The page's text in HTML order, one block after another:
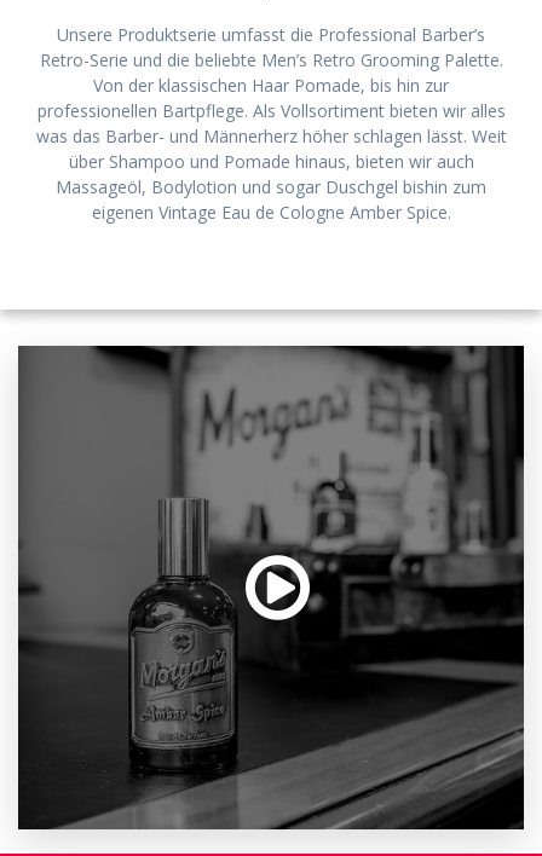
Unsere Produktserie umfasst die Professional Barber’s
Retro-Serie und die beliebte Men’s Retro Grooming Palette.
Von der klassischen Haar Pomade, bis hin zur
professionellen Bartpflege. Als Vollsortiment bieten wir alles
was das Barber- und Männerherz höher schlagen lässt. Weit
über Shampoo und Pomade hinaus, bieten wir auch
Massageöl, Bodylotion und sogar Duschgel bishin zum
eigenen Vintage Eau de Cologne Amber Spice.